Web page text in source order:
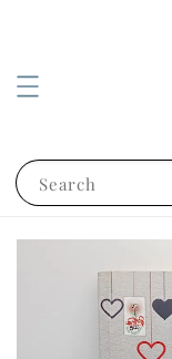
Search